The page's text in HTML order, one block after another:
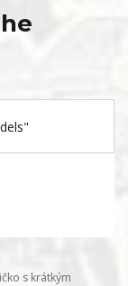
s krátkým